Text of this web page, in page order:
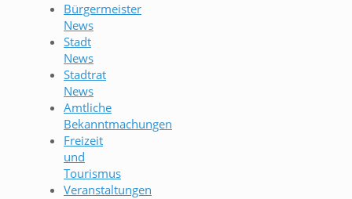
Bürgermeister
News
Stadt
News
Stadtrat
News
Amtliche
Bekanntmachungen
Freizeit
und
Tourismus
Veranstaltungen